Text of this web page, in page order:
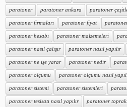
paratöner paratoner ankara paratoner
paratoner firmaları paratoner fiyat
paratoner hesabı paratoner malzemeleri
paratoner nasıl çalışır paratoner nasıl yapılır
paratoner ne işe yarar paratöner nedir
paratoner ölçümü paratoner ölçümü nasıl
paratoner sistemi paratoner sistemleri
paratoner tesisatı nasıl yapılır paratoner